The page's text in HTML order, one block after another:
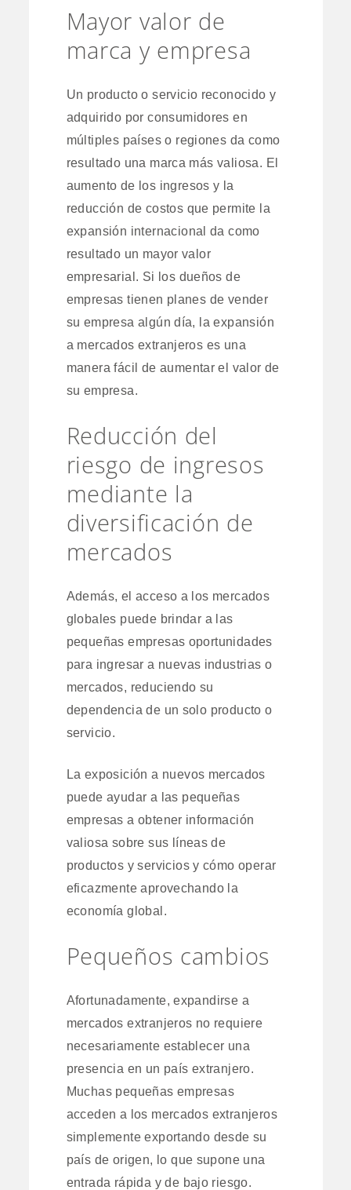
Mayor valor de
marca y empresa
Un producto o servicio reconocido y
adquirido por consumidores en
múltiples países o regiones da como
resultado una marca más valiosa. El
aumento de los ingresos y la
reducción de costos que permite la
expansión internacional da como
resultado un mayor valor
empresarial. Si los dueños de
empresas tienen planes de vender
su empresa algún día, la expansión
a mercados extranjeros es una
manera fácil de aumentar el valor de
su empresa.
Reducción del
riesgo de ingresos
mediante la
diversificación de
mercados
Además, el acceso a los mercados
globales puede brindar a las
pequeñas empresas oportunidades
para ingresar a nuevas industrias o
mercados, reduciendo su
dependencia de un solo producto o
servicio.
La exposición a nuevos mercados
puede ayudar a las pequeñas
empresas a obtener información
valiosa sobre sus líneas de
productos y servicios y cómo operar
eficazmente aprovechando la
economía global.
Pequeños cambios
Afortunadamente, expandirse a
mercados extranjeros no requiere
necesariamente establecer una
presencia en un país extranjero.
Muchas pequeñas empresas
acceden a los mercados extranjeros
simplemente exportando desde su
país de origen, lo que supone una
entrada rápida y de bajo riesgo.